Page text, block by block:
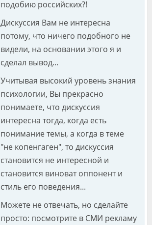
подобию российских?!
Дискуссия Вам не интересна
потому, что ничего подобного не
видели, на основании этого я и
сделал вывод...
Учитывая высокий уровень знания
психологии, Вы прекрасно
понимаете, что дискуссия
интересна тогда, когда есть
понимание темы, а когда в теме
"не копенгаген", то дискуссия
становится не интересной и
становится виноват оппонент и
стиль его поведения...
Можете не отвечать, но сделайте
просто: посмотрите в СМИ рекламу